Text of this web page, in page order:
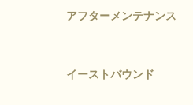
アフターメンテナンス
イーストバウンド